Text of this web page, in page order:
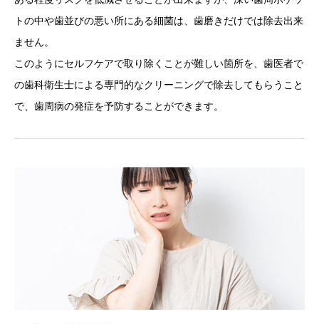
トの中や歯並びの悪い所にある細菌は、歯磨きだけでは除去出来
ません。
このようにセルフケアで取り除くことが難しい箇所を、歯医者で
の歯科衛生士による専門的なクリーニングで除去してもらうこと
で、歯周病の発症を予防することができます。